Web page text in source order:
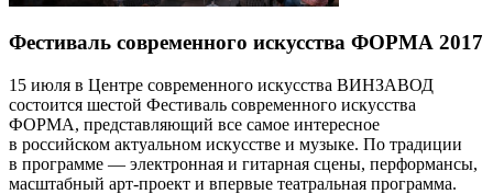
Фестиваль современного искусства ФОРМА 2017
15 июля в Центре современного искусства ВИНЗАВОД
состоится шестой Фестиваль современного искусства
ФОРМА, представляющий все самое интересное
в российском актуальном искусстве и музыке. По традиции
в программе — электронная и гитарная сцены, перформансы,
масштабный арт-проект и впервые театральная программа.